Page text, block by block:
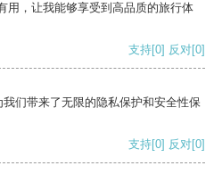
用，让我能够享受到高品质的旅行体
支持[0] 反对[0]
们带来了无限的隐私保护和安全性保
支持[0] 反对[0]